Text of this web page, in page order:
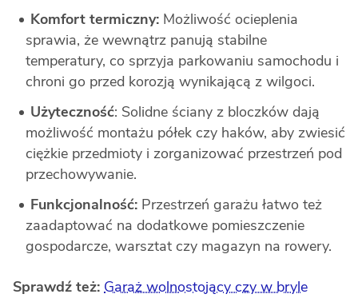
Komfort termiczny: Możliwość ocieplenia
sprawia, że wewnątrz panują stabilne
temperatury, co sprzyja parkowaniu samochodu i
chroni go przed korozją wynikającą z wilgoci.
Użyteczność: Solidne ściany z bloczków dają
możliwość montażu półek czy haków, aby zwiesić
ciężkie przedmioty i zorganizować przestrzeń pod
przechowywanie.
Funkcjonalność: Przestrzeń garażu łatwo też
zaadaptować na dodatkowe pomieszczenie
gospodarcze, warsztat czy magazyn na rowery.
Sprawdź też: Garaż wolnostojący czy w bryle